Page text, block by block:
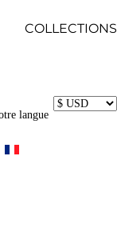
COLLECTIONS
langue